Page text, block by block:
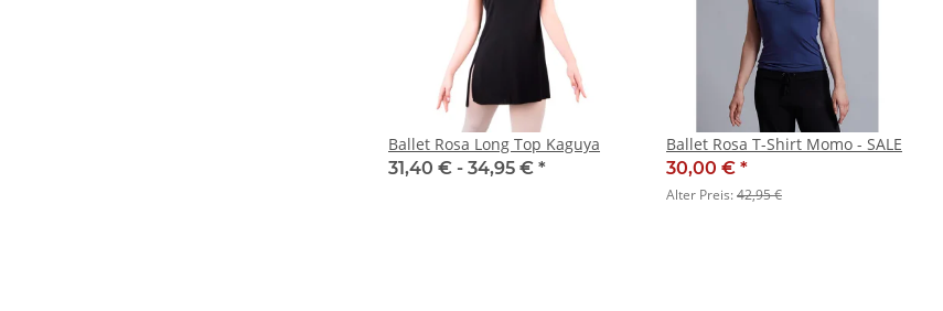
Ballet Rosa Long Top Kaguya
31,40 € - 34,95 € *
Ballet Rosa T-Shirt Momo - SALE
30,00 € *
Alter Preis:42,95 €